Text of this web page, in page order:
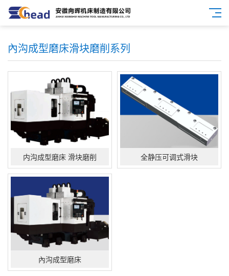
內沟成型磨床滑块磨削系列
​内沟成型磨床 滑块磨削 ​全静压可调式滑块
內沟成型磨床